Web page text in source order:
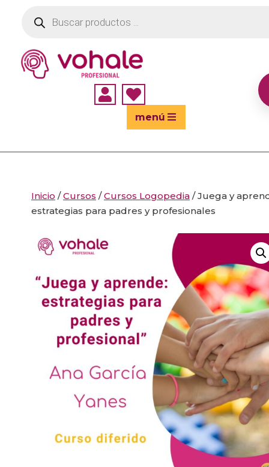
productos
 
menú
Inicio /Cursos /Cursos Logopedia / Juega y
estrategias para padres y profesionales